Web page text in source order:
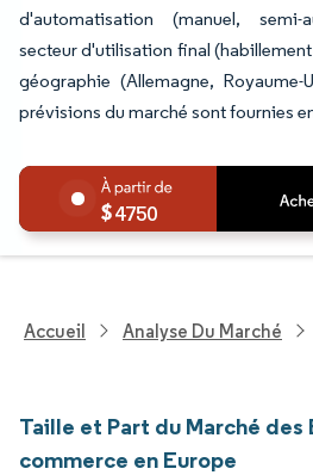
d'automatisation (manuel, semi-
secteur d'utilisation final
géographie (Allemagne,
prévisions du marché sont fournies
4750
Accueil Analyse Du Marché
Taille et Part du Marché des
commerce en Europe